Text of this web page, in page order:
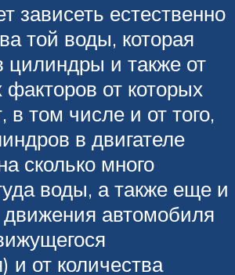
зависеть естественно
той воды, которая
цилиндры и также от
факторов от которых
в том числе и от того,
в двигателе
сколько много
воды, а также еще и
движения автомобиля
и от количества